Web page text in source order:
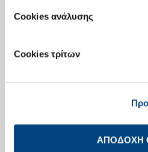
Cookies ανάλυσης
Cookies τρίτων
ΑΠΟΔΟΧΗ
Επενδυτές Ομολογιών
Γενικές Συνελεύσεις Μετόχων
Διανομές στους μετόχους